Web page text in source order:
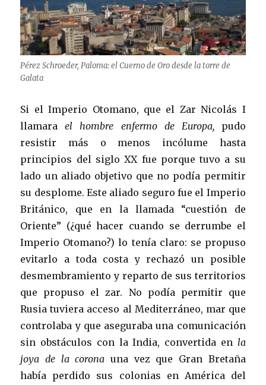
Pérez Schroeder, Paloma: el Cuerno de Oro desde la torre de
Galata
Si el Imperio Otomano, que el Zar Nicolás I
llamara el hombre enfermo de Europa, pudo
resistir más o menos incólume hasta
principios del siglo XX fue porque tuvo a su
lado un aliado objetivo que no podía permitir
su desplome. Este aliado seguro fue el Imperio
Británico, que en la llamada “cuestión de
Oriente” (¿qué hacer cuando se derrumbe el
Imperio Otomano?) lo tenía claro: se propuso
evitarlo a toda costa y rechazó un posible
desmembramiento y reparto de sus territorios
que propuso el zar. No podía permitir que
Rusia tuviera acceso al Mediterráneo, mar que
controlaba y que aseguraba una comunicación
sin obstáculos con la India, convertida en la
joya de la corona una vez que Gran Bretaña
había perdido sus colonias en América del